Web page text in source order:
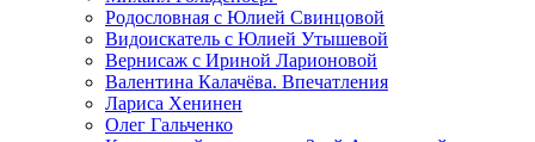
Родословная с Юлией Свинцовой
Видоискатель с Юлией Утышевой
Вернисаж с Ириной Ларионовой
Валентина Калачёва. Впечатления
Лариса Хенинен
Олег Гальченко